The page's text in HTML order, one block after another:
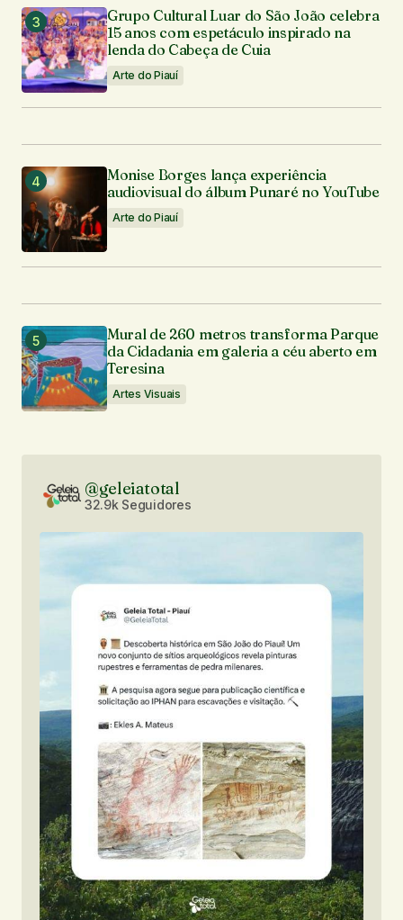
Grupo Cultural Luar do São João celebra
15 anos com espetáculo inspirado na
lenda do Cabeça de Cuia
Arte do Piauí
Monise Borges lança experiência
audiovisual do álbum Punaré no YouTube
Arte do Piauí
Mural de 260 metros transforma Parque
da Cidadania em galeria a céu aberto em
Teresina
Artes Visuais
@geleiatotal
32.9k Seguidores